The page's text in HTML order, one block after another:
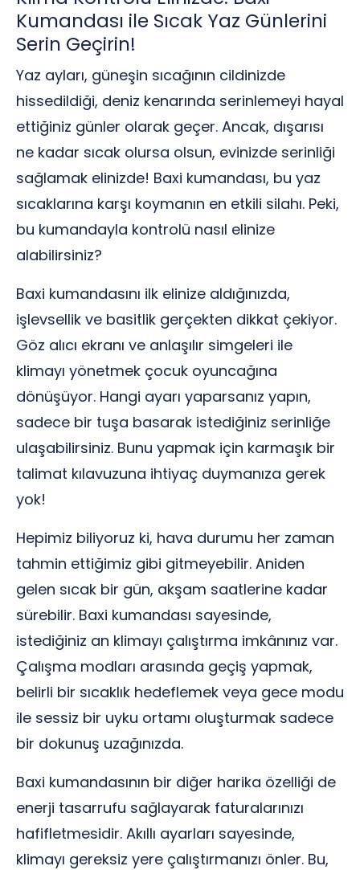
Kumandası ile Sıcak Yaz Günlerini
Serin Geçirin!
Yaz ayları, güneşin sıcağının cildinizde
hissedildiği, deniz kenarında serinlemeyi hayal
ettiğiniz günler olarak geçer. Ancak, dışarısı
ne kadar sıcak olursa olsun, evinizde serinliği
sağlamak elinizde! Baxi kumandası, bu yaz
sıcaklarına karşı koymanın en etkili silahı. Peki,
bu kumandayla kontrolü nasıl elinize
alabilirsiniz?
Baxi kumandasını ilk elinize aldığınızda,
işlevsellik ve basitlik gerçekten dikkat çekiyor.
Göz alıcı ekranı ve anlaşılır simgeleri ile
klimayı yönetmek çocuk oyuncağına
dönüşüyor. Hangi ayarı yaparsanız yapın,
sadece bir tuşa basarak istediğiniz serinliğe
ulaşabilirsiniz. Bunu yapmak için karmaşık bir
talimat kılavuzuna ihtiyaç duymanıza gerek
yok!
Hepimiz biliyoruz ki, hava durumu her zaman
tahmin ettiğimiz gibi gitmeyebilir. Aniden
gelen sıcak bir gün, akşam saatlerine kadar
sürebilir. Baxi kumandası sayesinde,
istediğiniz an klimayı çalıştırma imkânınız var.
Çalışma modları arasında geçiş yapmak,
belirli bir sıcaklık hedeflemek veya gece modu
ile sessiz bir uyku ortamı oluşturmak sadece
bir dokunuş uzağınızda.
Baxi kumandasının bir diğer harika özelliği de
enerji tasarrufu sağlayarak faturalarınızı
hafifletmesidir. Akıllı ayarları sayesinde,
klimayı gereksiz yere çalıştırmanızı önler. Bu,